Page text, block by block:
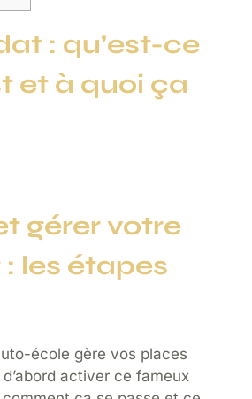
: qu’est-ce
et à quoi ça
gérer votre
les étapes
école gère vos places
d’abord activer ce fameux